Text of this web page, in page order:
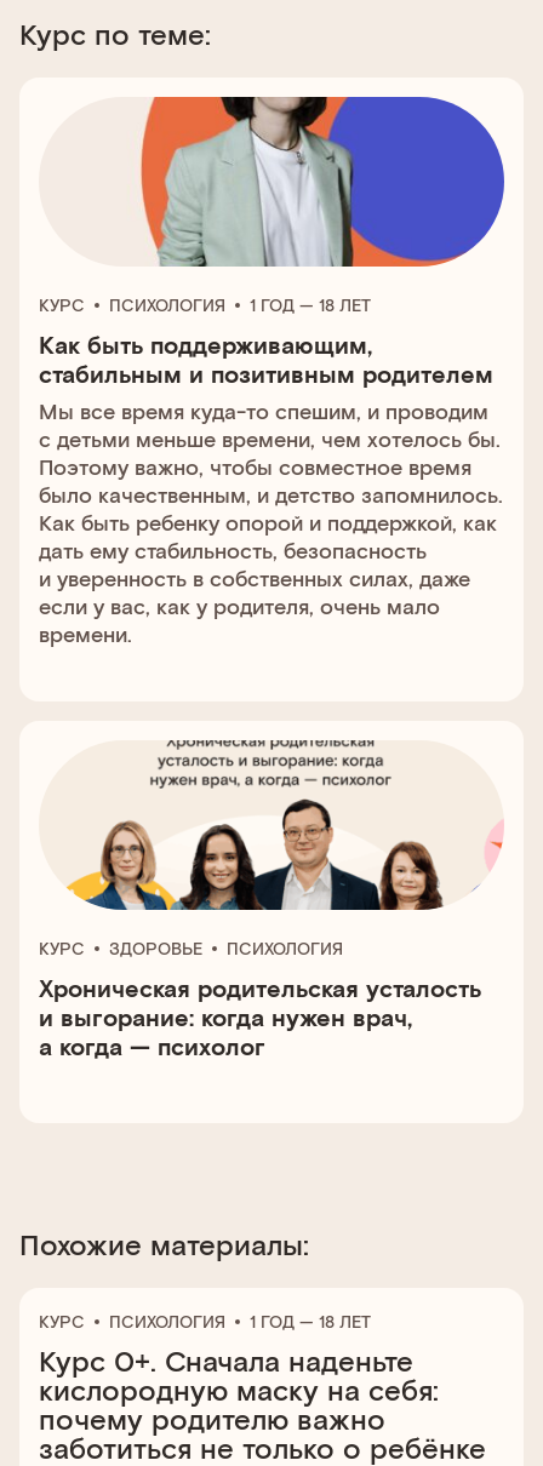
Курс по теме:
КУРС ПСИХОЛОГИЯ 1 ГОД — 18 ЛЕТ
Как быть поддерживающим,
стабильным и позитивным родителем
Мы все время куда-то спешим, и проводим
с детьми меньше времени, чем хотелось бы.
Поэтому важно, чтобы совместное время
было качественным, и детство запомнилось.
Как быть ребенку опорой и поддержкой, как
дать ему стабильность, безопасность
и уверенность в собственных силах, даже
если у вас, как у родителя, очень мало
времени.
КУРС ЗДОРОВЬЕ ПСИХОЛОГИЯ
Хроническая родительская усталость
и выгорание: когда нужен врач,
а когда — психолог
Похожие материалы:
КУРС ПСИХОЛОГИЯ 1 ГОД — 18 ЛЕТ
Курс 0+. Сначала наденьте
кислородную маску на себя:
почему родителю важно
заботиться не только о ребёнке